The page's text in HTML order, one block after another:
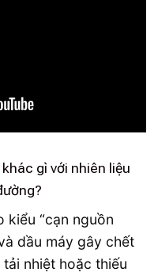
gì với nhiên liệu
kiểu “cạn nguồn
dầu máy gây chết
nhiệt hoặc thiếu